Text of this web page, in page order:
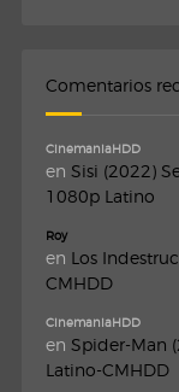
Comentarios
CinemaniaHDD
en Sisi (2022)
1080p Latino
Roy
en Los
CMHDD
CinemaniaHDD
en Spider-Man
Latino-CMHDD